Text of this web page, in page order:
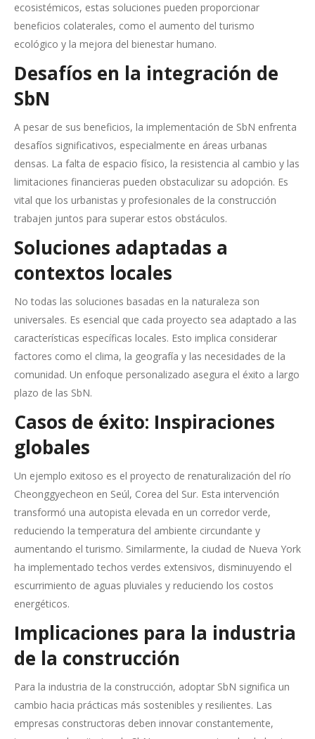
ecosistémicos, estas soluciones pueden proporcionar
beneficios colaterales, como el aumento del turismo
ecológico y la mejora del bienestar humano.
Desafíos en la integración de
SbN
A pesar de sus beneficios, la implementación de SbN enfrenta
desafíos significativos, especialmente en áreas urbanas
densas. La falta de espacio físico, la resistencia al cambio y las
limitaciones financieras pueden obstaculizar su adopción. Es
vital que los urbanistas y profesionales de la construcción
trabajen juntos para superar estos obstáculos.
Soluciones adaptadas a
contextos locales
No todas las soluciones basadas en la naturaleza son
universales. Es esencial que cada proyecto sea adaptado a las
características específicas locales. Esto implica considerar
factores como el clima, la geografía y las necesidades de la
comunidad. Un enfoque personalizado asegura el éxito a largo
plazo de las SbN.
Casos de éxito: Inspiraciones
globales
Un ejemplo exitoso es el proyecto de renaturalización del río
Cheonggyecheon en Seúl, Corea del Sur. Esta intervención
transformó una autopista elevada en un corredor verde,
reduciendo la temperatura del ambiente circundante y
aumentando el turismo. Similarmente, la ciudad de Nueva York
ha implementado techos verdes extensivos, disminuyendo el
escurrimiento de aguas pluviales y reduciendo los costos
energéticos.
Implicaciones para la industria
de la construcción
Para la industria de la construcción, adoptar SbN significa un
cambio hacia prácticas más sostenibles y resilientes. Las
empresas constructoras deben innovar constantemente,